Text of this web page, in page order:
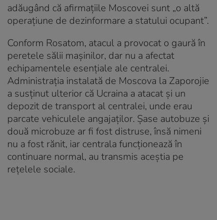
adăugând că afirmațiile Moscovei sunt „o altă
operațiune de dezinformare a statului ocupant”.
Conform Rosatom, atacul a provocat o gaură în
peretele sălii mașinilor, dar nu a afectat
echipamentele esențiale ale centralei.
Administrația instalată de Moscova la Zaporojie
a susținut ulterior că Ucraina a atacat și un
depozit de transport al centralei, unde erau
parcate vehiculele angajaților. Șase autobuze și
două microbuze ar fi fost distruse, însă nimeni
nu a fost rănit, iar centrala funcționează în
continuare normal, au transmis aceștia pe
rețelele sociale.